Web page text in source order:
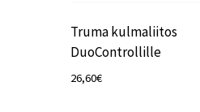
Truma kulmaliitos
DuoControllille
26,60€